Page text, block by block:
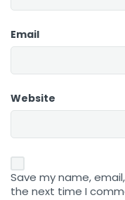
Email
Website
Save my name,
the next time I